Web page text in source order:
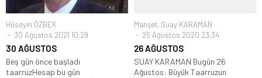
Hüseyin ÖZBEK
30 Ağustos 2021 10:29
30 AĞUSTOS
Beş gün önce başladı
taarruzHesap bu gün
Manşet, Suay KARAMAN
25 Ağustos 2020 23:34
26 AĞUSTOS
SUAY KARAMAN Bugün 26
Ağustos: Büyük Taarruzun